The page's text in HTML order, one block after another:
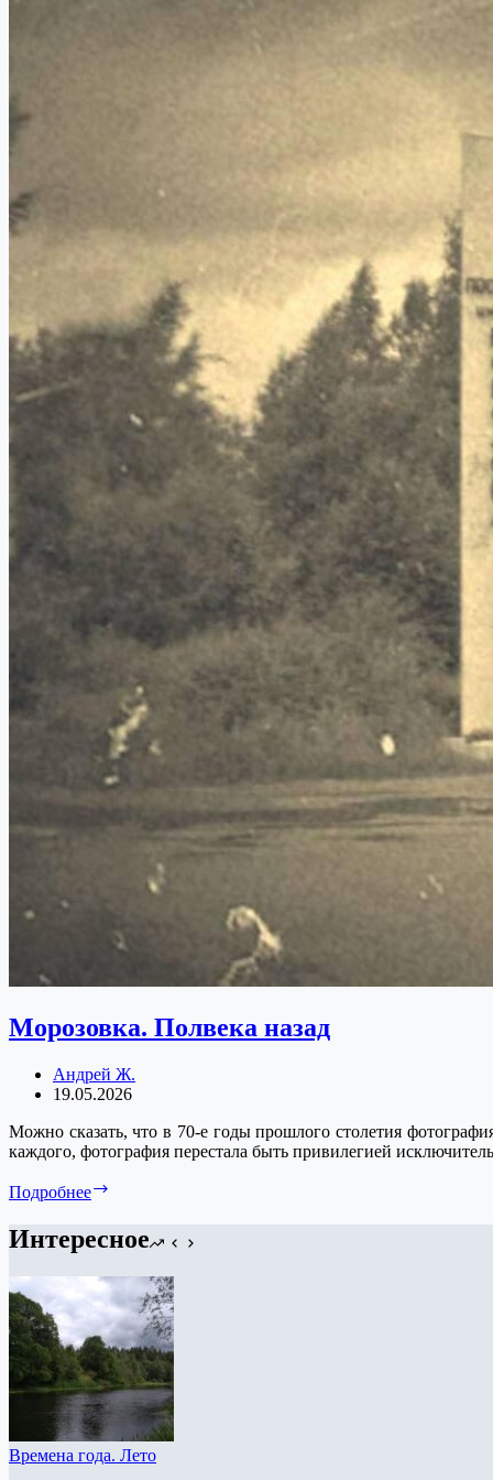
Морозовка. Полвека назад
Андрей Ж.
19.05.2026
Можно сказать, что в 70-е годы прошлого столетия
каждого, фотография перестала быть привилегией
Подробнее
Интересное
Времена года. Лето